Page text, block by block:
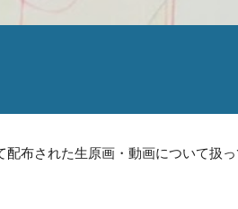
布された生原画・動画について扱っ